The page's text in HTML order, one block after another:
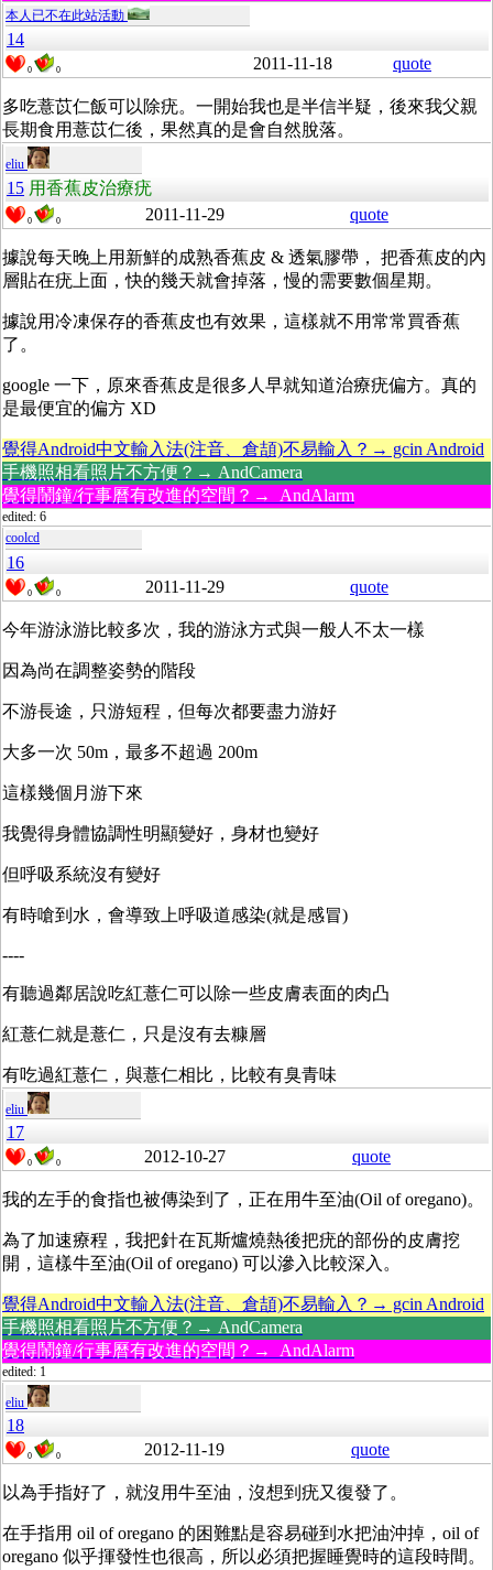
本人已不在此站活動
14
0 0 2011-11-18 quote
多吃薏苡仁飯可以除疣。一開始我也是半信半疑，後來我父親
長期食用薏苡仁後，果然真的是會自然脫落。
eliu
15 用香蕉皮治療疣
0 0 2011-11-29 quote
據說每天晚上用新鮮的成熟香蕉皮 & 透氣膠帶， 把香蕉皮的內
層貼在疣上面，快的幾天就會掉落，慢的需要數個星期。
據說用冷凍保存的香蕉皮也有效果，這樣就不用常常買香蕉
了。
google 一下，原來香蕉皮是很多人早就知道治療疣偏方。真的
是最便宜的偏方 XD
覺得Android中文輸入法(注音、倉頡)不易輸入？→ gcin Android
手機照相看照片不方便？→ AndCamera
覺得鬧鐘/行事曆有改進的空間？→ AndAlarm
edited: 6
coolcd
16
0 0 2011-11-29 quote
今年游泳游比較多次，我的游泳方式與一般人不太一樣
因為尚在調整姿勢的階段
不游長途，只游短程，但每次都要盡力游好
大多一次 50m，最多不超過 200m
這樣幾個月游下來
我覺得身體協調性明顯變好，身材也變好
但呼吸系統沒有變好
有時嗆到水，會導致上呼吸道感染(就是感冒)
----
有聽過鄰居說吃紅薏仁可以除一些皮膚表面的肉凸
紅薏仁就是薏仁，只是沒有去糠層
有吃過紅薏仁，與薏仁相比，比較有臭青味
eliu
17
0 0 2012-10-27 quote
我的左手的食指也被傳染到了，正在用牛至油(Oil of oregano)。
為了加速療程，我把針在瓦斯爐燒熱後把疣的部份的皮膚挖
開，這樣牛至油(Oil of oregano) 可以滲入比較深入。
覺得Android中文輸入法(注音、倉頡)不易輸入？→ gcin Android
手機照相看照片不方便？→ AndCamera
覺得鬧鐘/行事曆有改進的空間？→ AndAlarm
edited: 1
eliu
18
0 0 2012-11-19 quote
以為手指好了，就沒用牛至油，沒想到疣又復發了。
在手指用 oil of oregano 的困難點是容易碰到水把油沖掉，oil of
oregano 似乎揮發性也很高，所以必須把握睡覺時的這段時間。